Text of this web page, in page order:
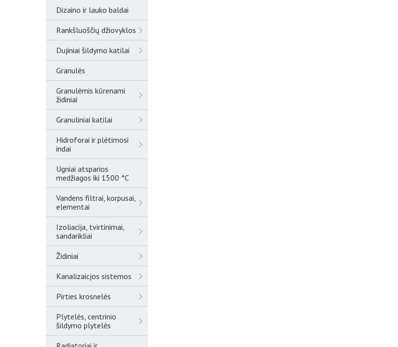
Dizaino ir lauko baldai
Rankšluoščių džiovyklos
Dujiniai šildymo katilai
Granulės
Granulėmis kūrenami
židiniai
Granuliniai katilai
Hidroforai ir plėtimosi
indai
Ugniai atsparios
medžiagos iki 1500 °C
Vandens filtrai, korpusai,
elementai
Izoliacija, tvirtinimai,
sandarikliai
Židiniai
Kanalizaicjos sistemos
Pirties krosnelės
Plytelės, centrinio
šildymo plytelės